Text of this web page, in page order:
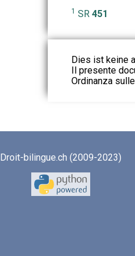
1 SR 451
Dies ist keine
Il presente
Ordinanza
Droit-bilingue.ch (2009-2023)